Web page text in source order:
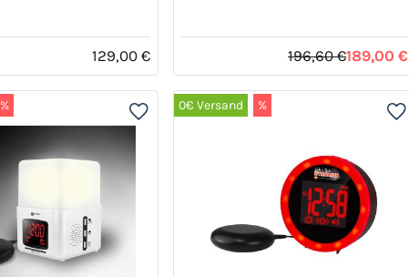
129,00 € 196,60 €189,00 €
% 0€ Versand %